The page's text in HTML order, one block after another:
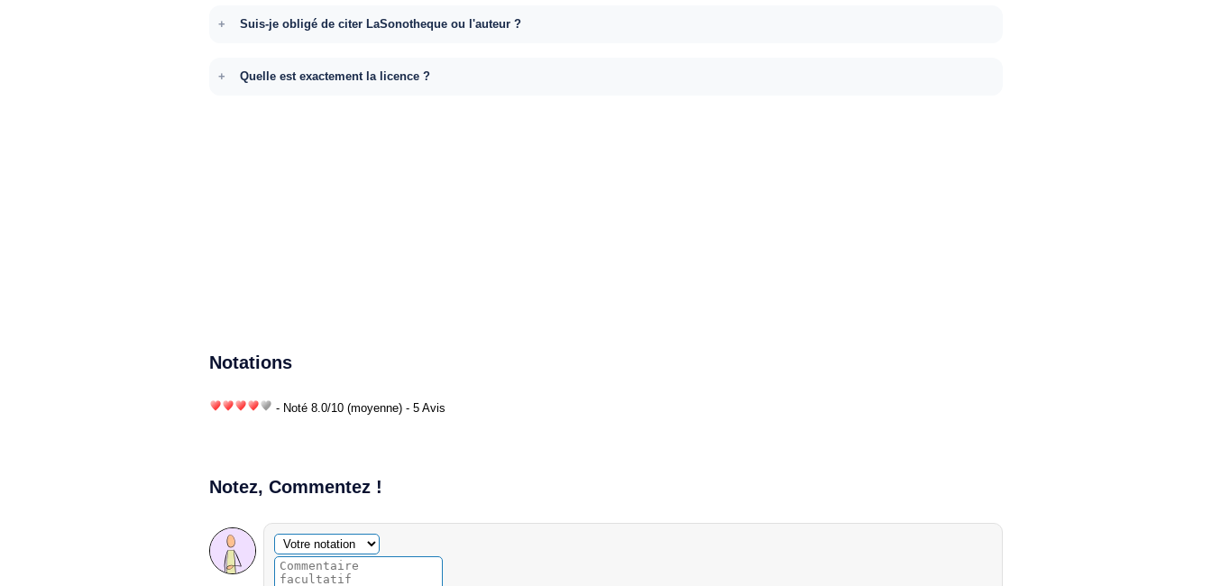
Suis-je obligé de citer LaSonotheque ou l'auteur ?
Quelle est exactement la licence ?
Notations
- Noté 8.0/10 (moyenne) - 5 Avis
Notez, Commentez !
Commentaire facultatif
Votre notation